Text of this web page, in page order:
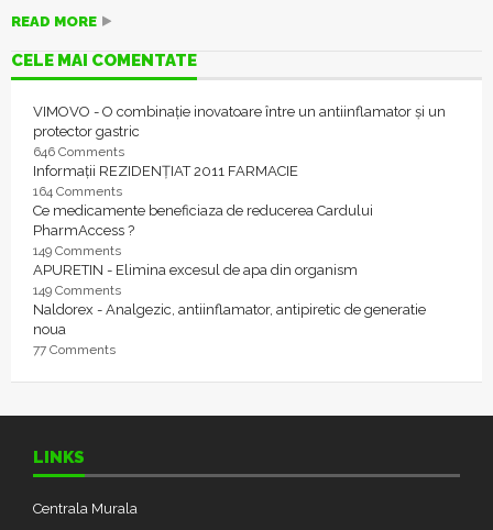
READ MORE
CELE MAI COMENTATE
VIMOVO - O combinație inovatoare între un antiinflamator și un
protector gastric
646 Comments
Informații REZIDENȚIAT 2011 FARMACIE
164 Comments
Ce medicamente beneficiaza de reducerea Cardului
PharmAccess ?
149 Comments
APURETIN - Elimina excesul de apa din organism
149 Comments
Naldorex - Analgezic, antiinflamator, antipiretic de generatie
noua
77 Comments
LINKS
Centrala Murala